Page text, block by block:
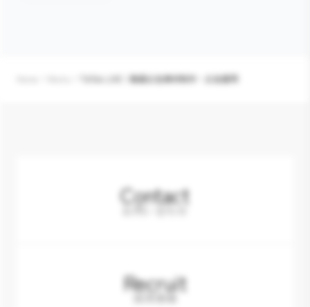
TikTok LIVE｜動画広告素材制作・広告運用
Contact
お問い合わせ
Recruit
採用情報